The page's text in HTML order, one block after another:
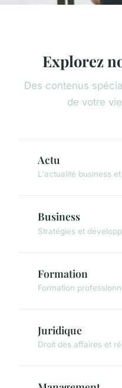
Explorez
Des contenus
de votre
Actu
L'actualité business
Business
Stratégies et
Formation
Formation
Juridique
Droit des affaires et